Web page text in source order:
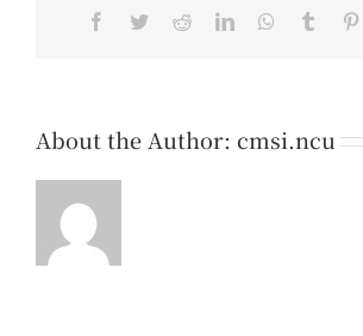
Facebook
TwitterRedditLinkedInWhatsApp
Tumblr
About the Author: cmsi.ncu